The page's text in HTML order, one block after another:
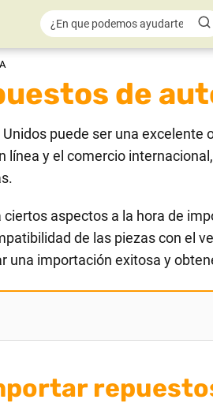
de
puede ser una
y el comercio
aspectos a la hora de
de las piezas con el
una importación exitosa y